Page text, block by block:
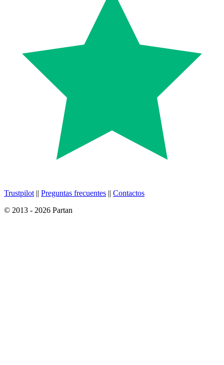
Trustpilot || Preguntas frecuentes || Contactos
© 2013 - 2026 Partan